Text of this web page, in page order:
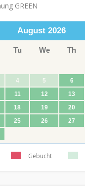
GREEN
August 2026
Tu We Th
4 5 6
11 12 13
18 19 20
25 26 27
Gebucht